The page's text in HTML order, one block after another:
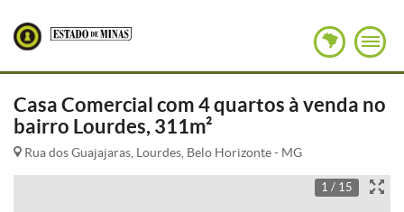
Casa Comercial com 4 quartos à venda no
bairro Lourdes, 311m²
Rua dos Guajajaras, Lourdes, Belo Horizonte - MG
1 / 15